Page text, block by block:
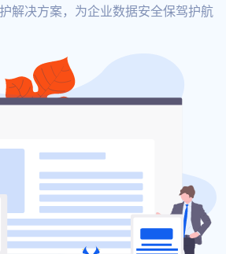
解决方案，为企业数据安全保驾护航